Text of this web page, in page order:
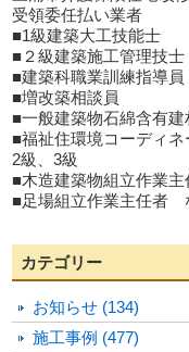
受領委任払い業者
■1級建築大工技能士
■２級建築施工管理技士
■建築科職業訓練指導員
■増改築相談員
■一般建築物石綿含有建
■福祉住環境コーディネ
2級、3級
■木造建築物組立作業主
■足場組立作業主任者
カテゴリー
お知らせ (134)
施工事例 (477)